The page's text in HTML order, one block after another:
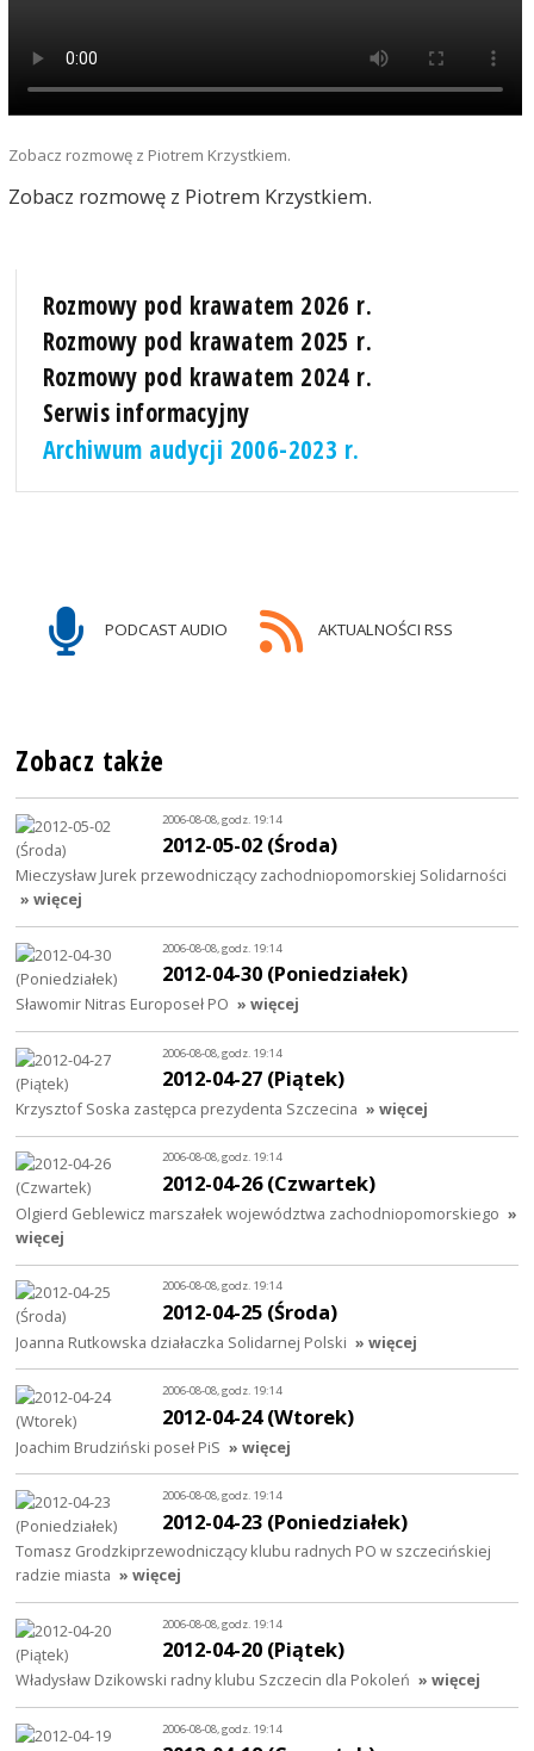
Zobacz rozmowę z Piotrem Krzystkiem.
Zobacz rozmowę z Piotrem Krzystkiem.
Rozmowy pod krawatem 2026 r.
Rozmowy pod krawatem 2025 r.
Rozmowy pod krawatem 2024 r.
Serwis informacyjny
Archiwum audycji 2006-2023 r.
PODCAST AUDIO AKTUALNOŚCI RSS
Zobacz także
2006-08-08, godz. 19:14
2012-05-02 (Środa)
Mieczysław Jurek przewodniczący zachodniopomorskiej Solidarności
» więcej
2006-08-08, godz. 19:14
2012-04-30 (Poniedziałek)
Sławomir Nitras Europoseł PO » więcej
2006-08-08, godz. 19:14
2012-04-27 (Piątek)
Krzysztof Soska zastępca prezydenta Szczecina » więcej
2006-08-08, godz. 19:14
2012-04-26 (Czwartek)
Olgierd Geblewicz marszałek województwa zachodniopomorskiego »
więcej
2006-08-08, godz. 19:14
2012-04-25 (Środa)
Joanna Rutkowska działaczka Solidarnej Polski » więcej
2006-08-08, godz. 19:14
2012-04-24 (Wtorek)
Joachim Brudziński poseł PiS » więcej
2006-08-08, godz. 19:14
2012-04-23 (Poniedziałek)
Tomasz Grodzkiprzewodniczący klubu radnych PO w szczecińskiej
radzie miasta » więcej
2006-08-08, godz. 19:14
2012-04-20 (Piątek)
Władysław Dzikowski radny klubu Szczecin dla Pokoleń » więcej
2006-08-08, godz. 19:14